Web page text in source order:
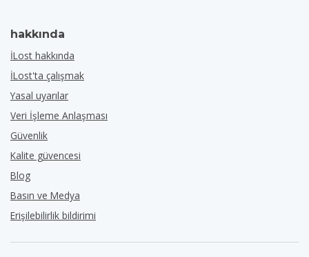
hakkında
İLost hakkında
İLost'ta çalışmak
Yasal uyarılar
Veri İşleme Anlaşması
Güvenlik
Kalite güvencesi
Blog
Basın ve Medya
Erişilebilirlik bildirimi